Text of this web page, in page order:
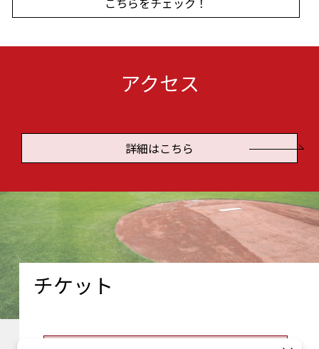
アクセス
詳細はこちら
チケット